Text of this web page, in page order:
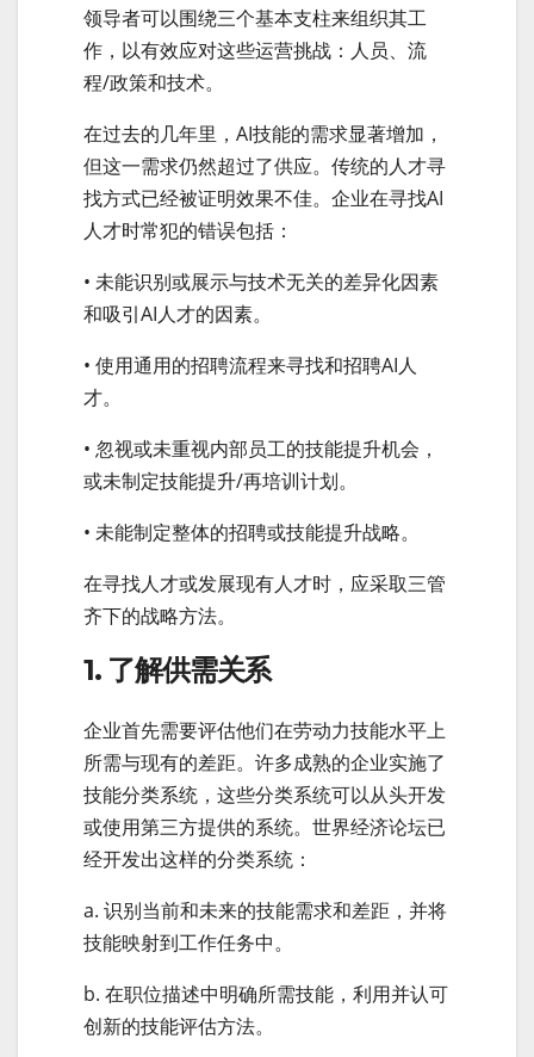
领导者可以围绕三个基本支柱来组织其工
作，以有效应对这些运营挑战：人员、流
程/政策和技术。
在过去的几年里，AI技能的需求显著增加，
但这一需求仍然超过了供应。传统的人才寻
找方式已经被证明效果不佳。企业在寻找AI
人才时常犯的错误包括：
• 未能识别或展示与技术无关的差异化因素
和吸引AI人才的因素。
• 使用通用的招聘流程来寻找和招聘AI人
才。
• 忽视或未重视内部员工的技能提升机会，
或未制定技能提升/再培训计划。
• 未能制定整体的招聘或技能提升战略。
在寻找人才或发展现有人才时，应采取三管
齐下的战略方法。
1. 了解供需关系
企业首先需要评估他们在劳动力技能水平上
所需与现有的差距。许多成熟的企业实施了
技能分类系统，这些分类系统可以从头开发
或使用第三方提供的系统。世界经济论坛已
经开发出这样的分类系统：
a. 识别当前和未来的技能需求和差距，并将
技能映射到工作任务中。
b. 在职位描述中明确所需技能，利用并认可
创新的技能评估方法。